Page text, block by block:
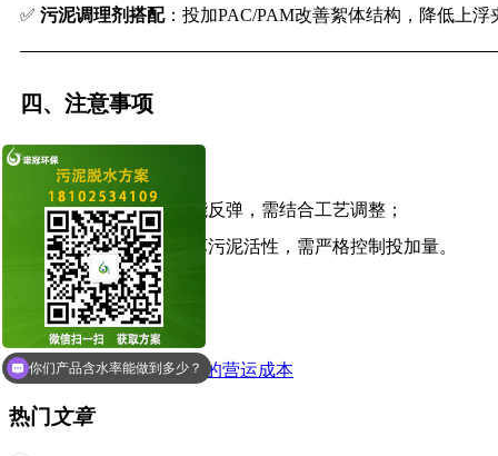
✅ 污泥调理剂搭配：投加PAC/PAM改善絮体结构，降低上浮
四、注意事项
⚠️避免误区
单纯依赖消泡剂可能反弹，需结合工艺调整；
氯系药剂过量会破坏污泥活性，需严格控制投加量。
已经是第一篇
如何降低板框压滤机压泥的营运成本
热门 文章
你们产品含水率能做到多少？
市政污泥使用哪个型号？